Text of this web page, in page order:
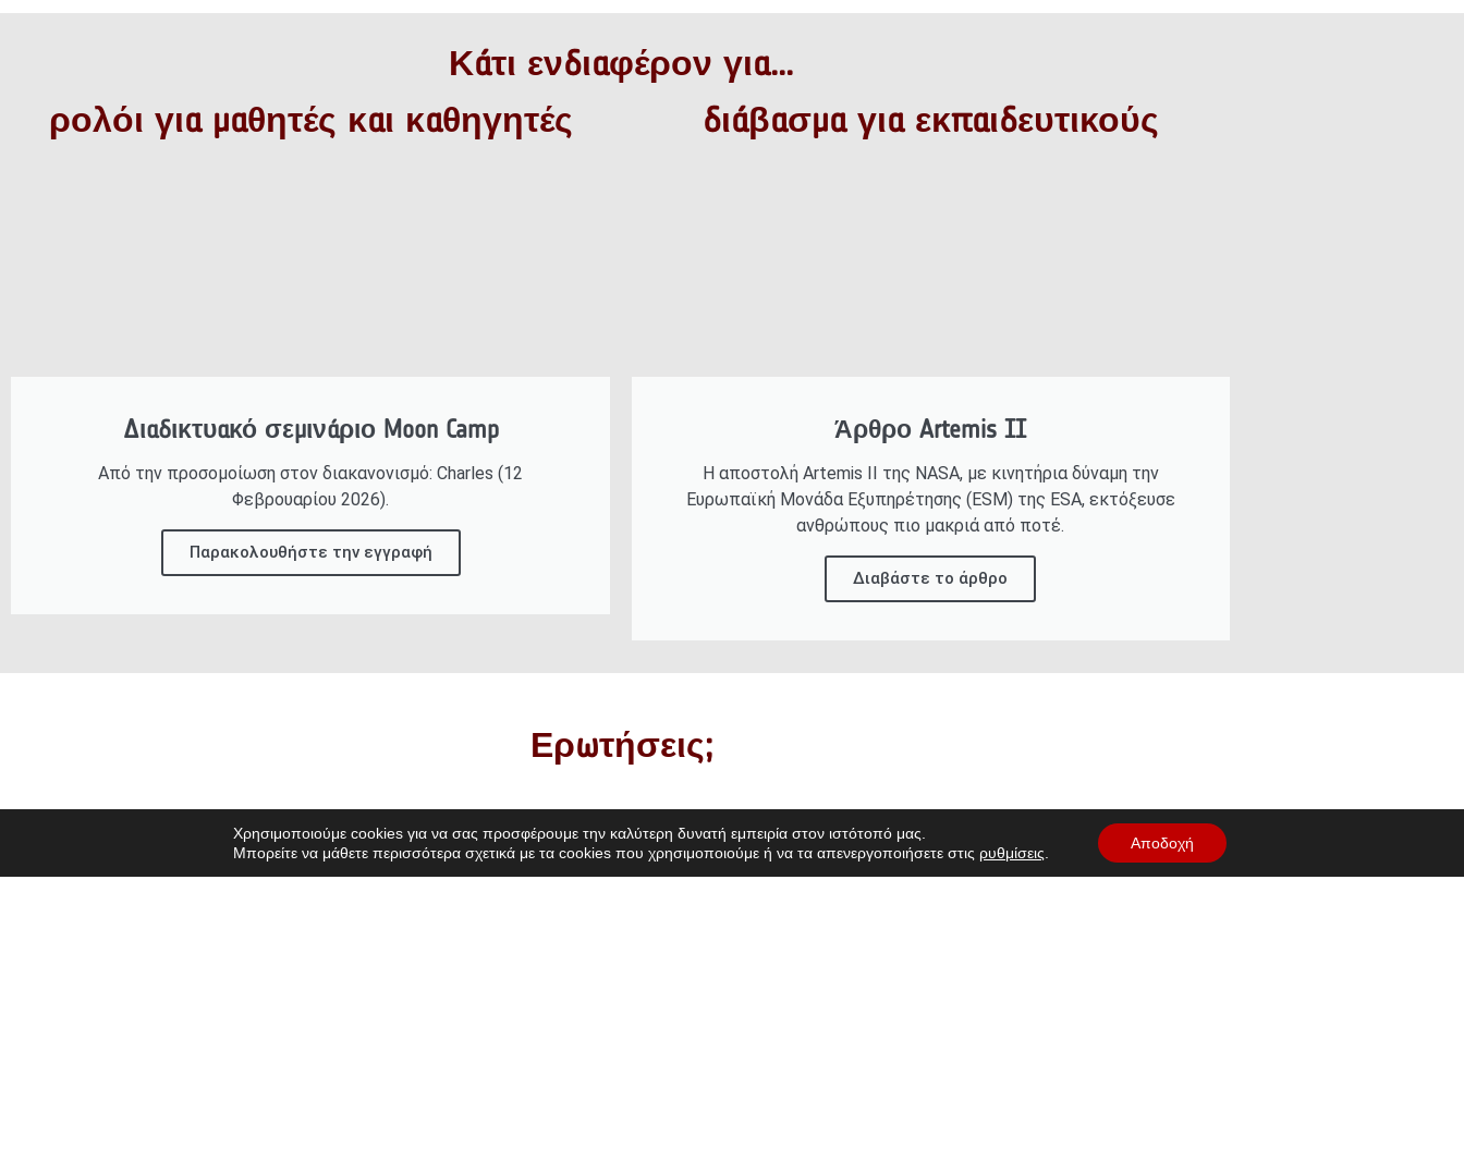
Κάτι ενδιαφέρον για...
ρολόι για μαθητές και καθηγητές
Διαδικτυακό σεμινάριο Moon Camp
Από την προσομοίωση στον διακανονισμό: Charles (12
Φεβρουαρίου 2026).
Παρακολουθήστε την εγγραφή
διάβασμα για εκπαιδευτικούς
Άρθρο Artemis II
Η αποστολή Artemis II της NASA, με κινητήρια δύναμη την
Ευρωπαϊκή Μονάδα Εξυπηρέτησης (ESM) της ESA, εκτόξευσε
ανθρώπους πιο μακριά από ποτέ.
Διαβάστε το άρθρο
Ερωτήσεις;
Χρησιμοποιούμε cookies για να σας προσφέρουμε την καλύτερη δυνατή εμπειρία στον ιστότοπό μας.
Μπορείτε να μάθετε περισσότερα σχετικά με τα cookies που χρησιμοποιούμε ή να τα απενεργοποιήσετε στις ρυθμίσεις
Αποδοχή